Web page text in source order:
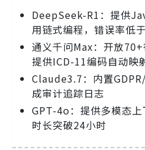
DeepSeek-R1：提供
用链式编程，错误率低
通义千问Max：开放
提供ICD-11编码自动映
Claude3.7：内置
成审计追踪日志
GPT-4o：提供多模态
时长突破24小时